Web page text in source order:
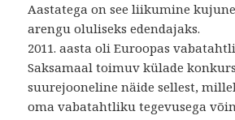
Aastatega on see liikumine
arengu oluliseks edendajaks.
2011. aasta oli Euroopas
Saksamaal toimuv külade
suurejooneline näide sellest,
oma vabatahtliku tegevusega